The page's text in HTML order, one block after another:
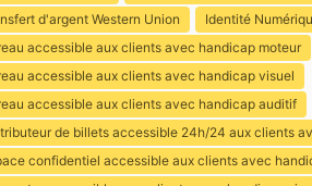
d'argent Western Union
Identité
accessible aux clients avec handicap moteur
accessible aux clients avec handicap visuel
accessible aux clients avec handicap auditif
de billets accessible 24h/24 aux clients
confidentiel accessible aux clients avec